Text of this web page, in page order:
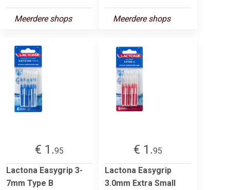
Meerdere shops Meerdere shops
€ 1.95
Lactona Easygrip 3-
7mm Type B
€ 1.95
Lactona Easygrip
3.0mm Extra Small